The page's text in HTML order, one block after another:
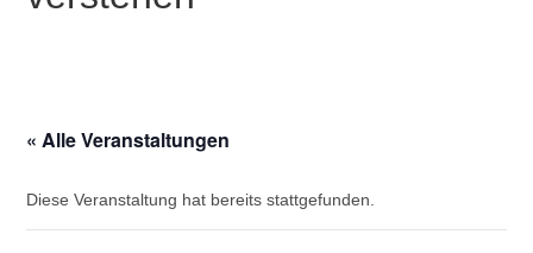
« Alle Veranstaltungen
Diese Veranstaltung hat bereits stattgefunden.